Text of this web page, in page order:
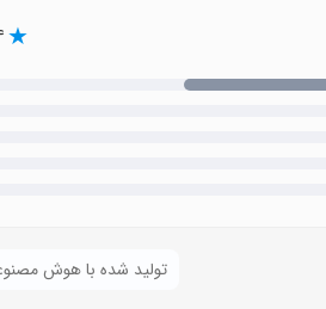
تولید شده با هوش